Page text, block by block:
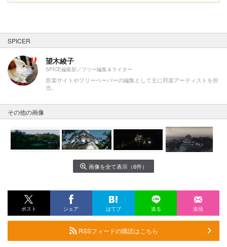
SPICER
望木綾子
SPICE編集部／フリー編集＆ライター
音楽サイトやフリーペーパーの編集として主に邦楽アーティストを担
当。
その他の画像
画像を全て表示（6件）
ポスト シェア はてブ 送る 送信
RSSフィードの購読はこちら